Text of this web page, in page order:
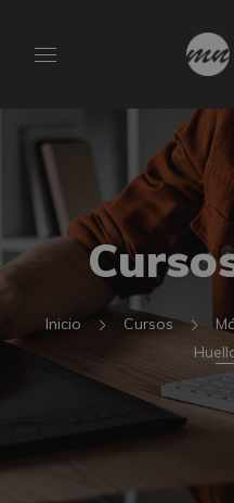
Inicio Cursos